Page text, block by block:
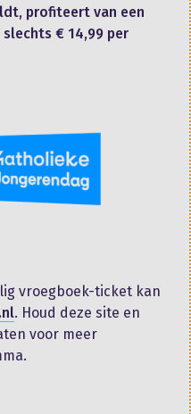
profiteert van een
€ 14,99 per
vroegboek-ticket kan
. Houd deze site en
voor meer